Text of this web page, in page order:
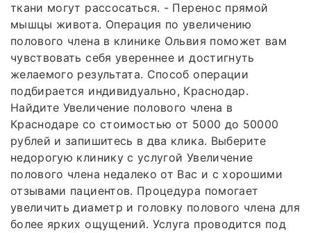
ткани могут рассосаться. - Перенос прямой
мышцы живота. Операция по увеличению
полового члена в клинике Ольвия поможет вам
чувствовать себя увереннее и достигнуть
желаемого результата. Способ операции
подбирается индивидуально, Краснодар.
Найдите Увеличение полового члена в
Краснодаре со стоимостью от 5000 до 50000
рублей и запишитесь в два клика. Выберите
недорогую клинику с услугой Увеличение
полового члена недалеко от Вас и с хорошими
отзывами пациентов. Процедура помогает
увеличить диаметр и головку полового члена для
более ярких ощущений. Услуга проводится под